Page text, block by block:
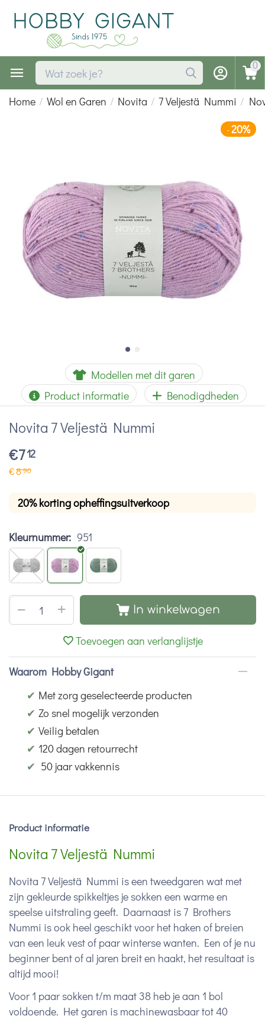
0
Home / Wol en Garen / Novita / 7 Veljestä Nummi /
-20%
Modellen met dit garen
Product informatie
Benodigdheden
Novita 7 Veljestä Nummi
€712
€890
20% korting opheffingsuitverkoop
Kleurnummer: 951
+
− In winkelwagen
Toevoegen aan verlanglijstje
Waarom Hobby Gigant
✔ Met zorg geselecteerde producten
✔ Zo snel mogelijk verzonden
✔ Veilig betalen
✔ 120 dagen retourrecht
✔ 50 jaar vakkennis
Product informatie
Novita 7 Veljestä Nummi
Novita 7 Veljestä Nummi is een tweedgaren wat met
zijn gekleurde spikkeltjes je sokken een warme en
speelse uitstraling geeft. Daarnaast is 7 Brothers
Nummi is ook heel geschikt voor het haken of breien
van een leuk vest of paar winterse wanten. Een of je nu
beginner bent of al jaren breit en haakt, het resultaat is
altijd mooi!
Voor 1 paar sokken t/m maat 38 heb je aan 1 bol
voldoende. Het garen is machinewasbaar tot 40